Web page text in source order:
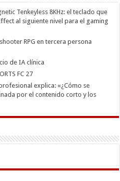
Tenkeyless 8KHz: el teclado que
al siguiente nivel para el gaming
RPG en tercera persona
de IA clínica
FC 27
explica: «¿Cómo se
por el contenido corto y los